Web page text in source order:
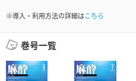
※導入・利用方法の詳細はこちら
巻号一覧